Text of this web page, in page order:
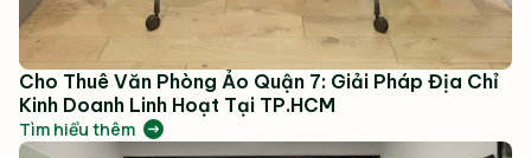
Cho Thuê Văn Phòng Ảo Quận 7: Giải Pháp Địa Chỉ
Kinh Doanh Linh Hoạt Tại TP.HCM
Tìm hiểu thêm